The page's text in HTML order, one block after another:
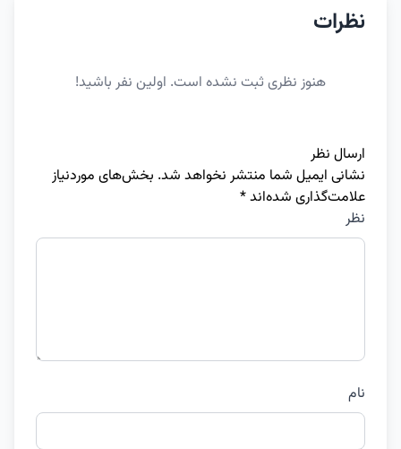
نظرات
هنوز نظری ثبت نشده است. اولین نفر باشید!
ارسال نظر
نشانی ایمیل شما منتشر نخواهد شد. بخش‌های موردنیاز
علامت‌گذاری شده‌اند*
نظر
نام